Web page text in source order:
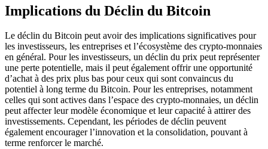
Implications du Déclin du Bitcoin
Le déclin du Bitcoin peut avoir des implications significatives pour
les investisseurs, les entreprises et l’écosystème des crypto-monnaies
en général. Pour les investisseurs, un déclin du prix peut représenter
une perte potentielle, mais il peut également offrir une opportunité
d’achat à des prix plus bas pour ceux qui sont convaincus du
potentiel à long terme du Bitcoin. Pour les entreprises, notamment
celles qui sont actives dans l’espace des crypto-monnaies, un déclin
peut affecter leur modèle économique et leur capacité à attirer des
investissements. Cependant, les périodes de déclin peuvent
également encourager l’innovation et la consolidation, pouvant à
terme renforcer le marché.